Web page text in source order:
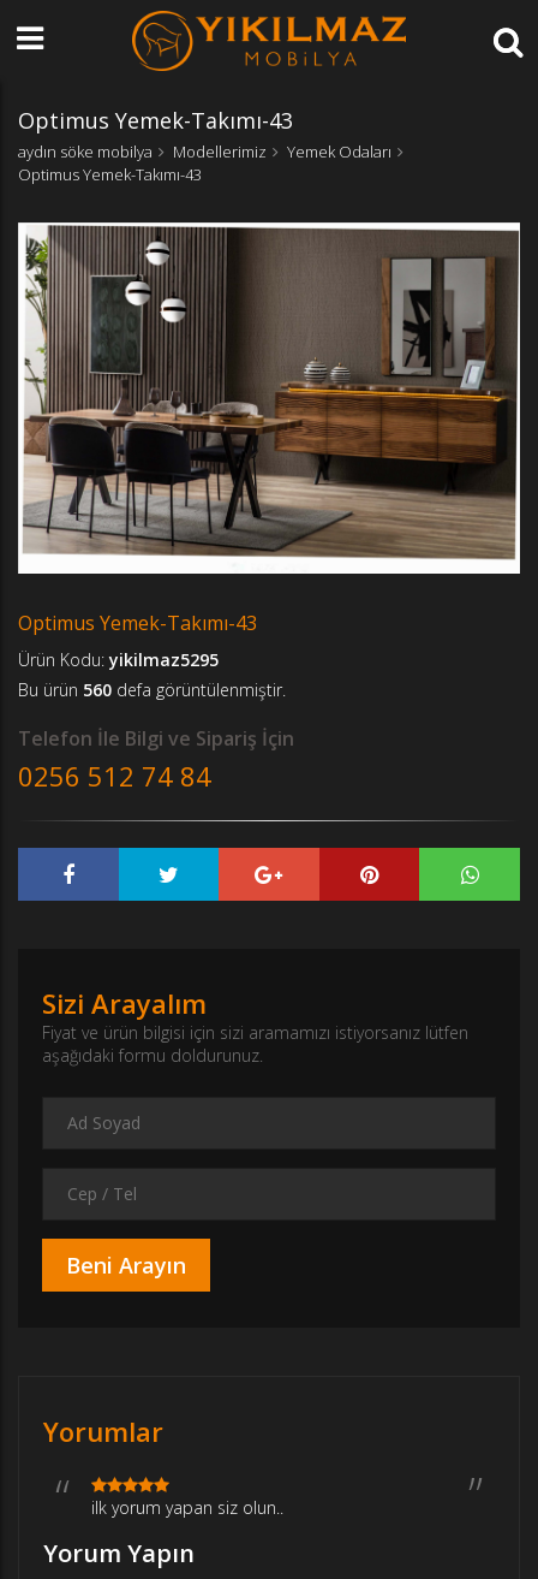
Optimus Yemek-Takımı-43
aydın söke mobilya Modellerimiz
Yemek Odaları
Optimus Yemek-Takımı-43
Optimus Yemek-Takımı-43
Ürün Kodu:yikilmaz5295
Bu ürün 560 defa görüntülenmiştir.
Telefon İle Bilgi ve Sipariş İçin
0256 512 74 84
Sizi Arayalım
Fiyat ve ürün bilgisi için sizi aramamızı istiyorsanız lütfen
aşağıdaki formu doldurunuz.
Yorumlar
ilk yorum yapan siz olun..
Yorum Yapın